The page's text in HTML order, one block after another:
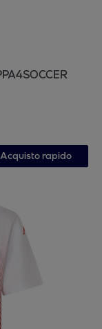
Acquisto rapido